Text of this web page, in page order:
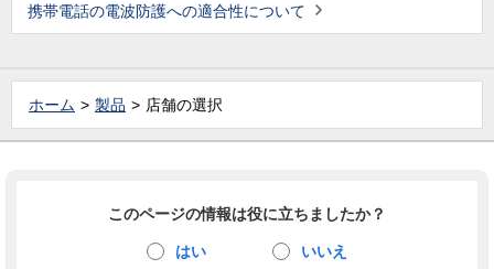
携帯電話の電波防護への適合性について
ホーム 製品 店舗の選択
このページの情報は役に立ちましたか？
はい いいえ